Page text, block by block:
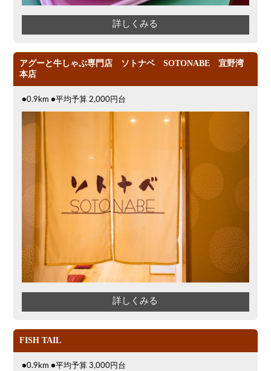
詳しくみる
アグーと牛しゃぶ専門店 ソトナベ SOTONABE 宜野湾
本店
●0.9km ●平均予算 2,000円台
詳しくみる
FISH TAIL
●0.9km ●平均予算 3,000円台